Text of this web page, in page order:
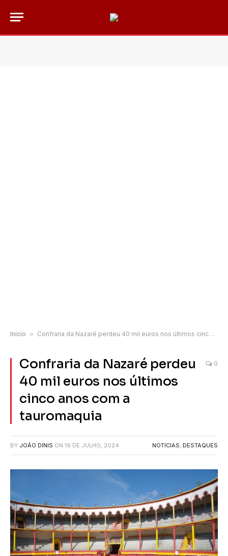
Início » Confraria da Nazaré perdeu 40 mil euros nos últimos cinco anos com a tauromaquia
Confraria da Nazaré perdeu
40 mil euros nos últimos
cinco anos com a
tauromaquia
0
BY JOÃO DINIS ON 19 DE JULHO, 2024 NOTICIAS, DESTAQUES